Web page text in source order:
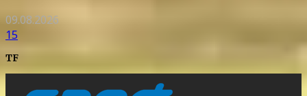
09.08.2026
15
TF